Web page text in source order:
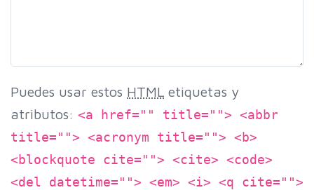
Puedes usar estos HTML etiquetas y
atributos: <a href="" title=""> <abbr
title=""> <acronym title=""> <b>
<blockquote cite=""> <cite> <code>
<del datetime=""> <em> <i> <q cite="">